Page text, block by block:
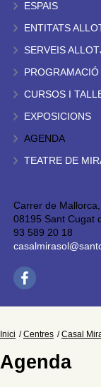
ESPAIS
ENTITATS
SERVEIS
CURSOS I
EXPOSICIONS
AGENDA
TEATRE DE
Carrer de
08195 Sant Cugat
93 589 20 18
Inici Centres Casal
Agenda